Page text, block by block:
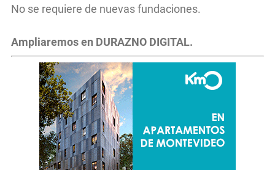
No se requiere de nuevas fundaciones.
Ampliaremos en DURAZNO DIGITAL.